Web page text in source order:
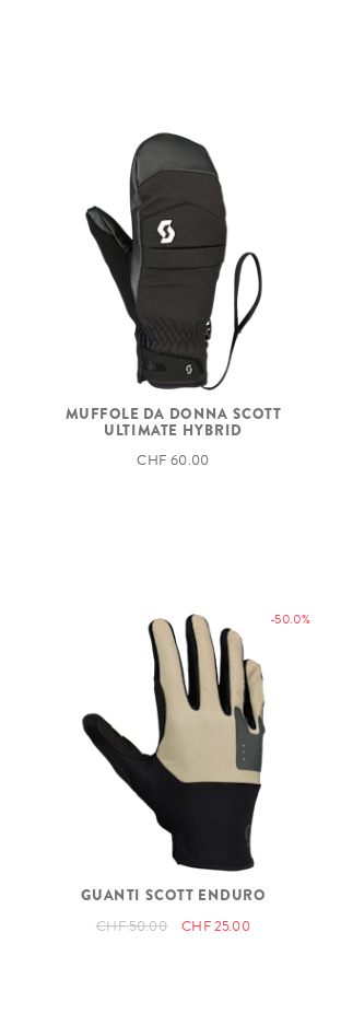
MUFFOLE DA DONNA SCOTT
ULTIMATE HYBRID
CHF 60.00
-50.0%
GUANTI SCOTT ENDURO
CHF 50.00 CHF 25.00